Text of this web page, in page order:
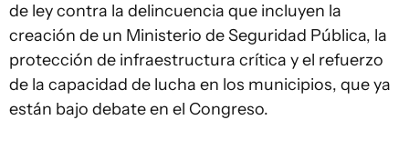
de ley contra la delincuencia que incluyen la
creación de un Ministerio de Seguridad Pública, la
protección de infraestructura crítica y el refuerzo
de la capacidad de lucha en los municipios, que ya
están bajo debate en el Congreso.